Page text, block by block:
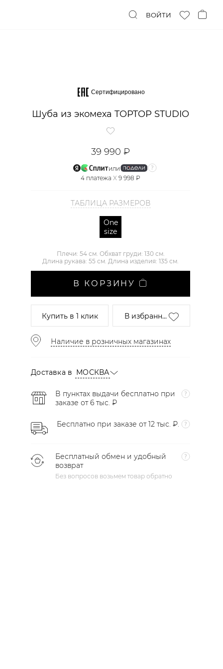
ВОЙТИ
Сертифицировано
Шуба из экомеха TOPTOP STUDIO
39 990 ₽
или
4 платежаX 9 998 ₽
ТАБЛИЦА РАЗМЕРОВ
One
size
Плечи: 54 см. Обхват груди: 130 см.
Длина рукава: 55 см. Длина изделия: 135 см.
В КОРЗИНУ
Купитьв 1 клик В избранн...
Наличие в розничных магазинах
Доставка в МОСКВА
В пунктах выдачи бесплатно при
заказе от 6 тыс. ₽
Бесплатно при заказе от 12 тыс. ₽.
Бесплатный обмен и удобный
возврат
Без вопросов возьмем товар обратно